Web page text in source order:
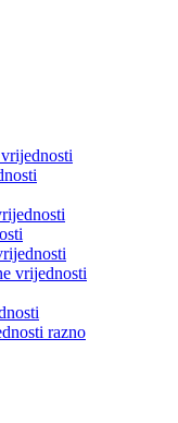
vrijednosti
razno